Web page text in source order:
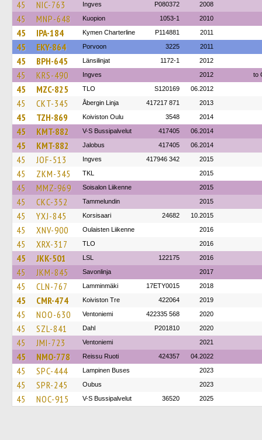
45 NIC-763 Ingves P080372 2008
45 MNP-648 Kuopion 1053-1 2010
45 IPA-184 Kymen Charterline P114881 2011
45 EKY-864 Porvoon 3225 2011
45 BPH-645 Länsilinjat 1172-1 2012
45 KRS-490 Ingves 2012 to
45 MZC-825 TLO S120169 06.2012
45 CKT-345 Åbergin Linja 417217 871 2013
45 TZH-869 Koiviston Oulu 3548 2014
45 KMT-882 V-S Bussipalvelut 417405 06.2014
45 KMT-882 Jalobus 417405 06.2014
45 JOF-513 Ingves 417946 342 2015
45 ZKM-345 TKL 2015
45 MMZ-969 Soisalon Liikenne 2015
45 CKC-352 Tammelundin 2015
45 YXJ-845 Korsisaari 24682 10.2015
45 XNV-900 Oulaisten Liikenne 2016
45 XRX-317 TLO 2016
45 JKK-501 LSL 122175 2016
45 JKM-845 Savonlinja 2017
45 CLN-767 Lamminmäki 17ETY0015 2018
45 CMR-474 Koiviston Tre 422064 2019
45 NOO-630 Ventoniemi 422335 568 2020
45 SZL-841 Dahl P201810 2020
45 JMI-723 Ventoniemi 2021
45 NMO-778 Reissu Ruoti 424357 04.2022
45 SPC-444 Lampinen Buses 2023
45 SPR-245 Oubus 2023
45 NOC-915 V-S Bussipalvelut 36520 2025